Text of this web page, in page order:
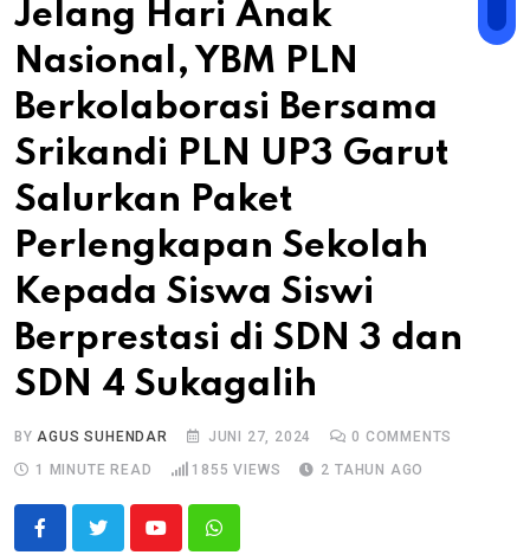
Jelang Hari Anak
Nasional, YBM PLN
Berkolaborasi Bersama
Srikandi PLN UP3 Garut
Salurkan Paket
Perlengkapan Sekolah
Kepada Siswa Siswi
Berprestasi di SDN 3 dan
SDN 4 Sukagalih
BYAGUS SUHENDAR JUNI 27, 2024 0 COMMENTS
1 MINUTE READ
1855 VIEWS 2 TAHUN AGO
YoutubeWhatsapp